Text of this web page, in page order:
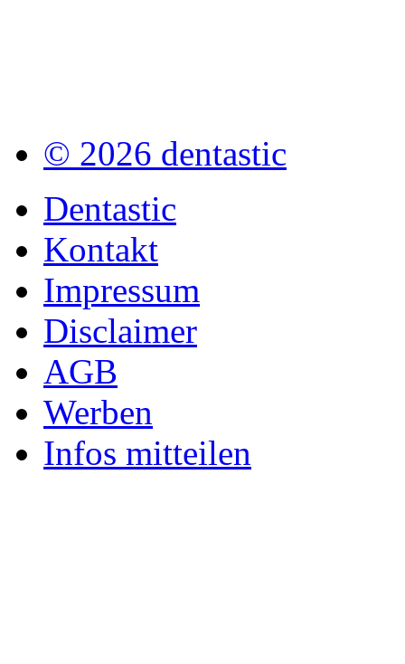
© 2026 dentastic
Dentastic
Kontakt
Impressum
Disclaimer
AGB
Werben
Infos mitteilen